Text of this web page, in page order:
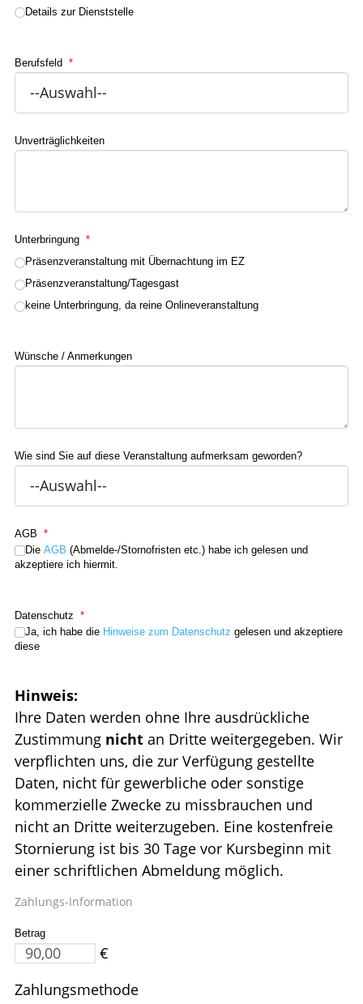
Details zur Dienststelle
Berufsfeld *
Unverträglichkeiten
Unterbringung *
Präsenzveranstaltung mit Übernachtung im EZ
Präsenzveranstaltung/Tagesgast
keine Unterbringung, da reine Onlineveranstaltung
Wünsche / Anmerkungen
Wie sind Sie auf diese Veranstaltung aufmerksam geworden?
AGB *
Die AGB (Abmelde-/Stornofristen etc.) habe ich gelesen und
akzeptiere ich hiermit.
Datenschutz *
Ja, ich habe die Hinweise zum Datenschutz gelesen und akzeptiere
diese
Hinweis:
Ihre Daten werden ohne Ihre ausdrückliche
Zustimmung nicht an Dritte weitergegeben. Wir
verpflichten uns, die zur Verfügung gestellte
Daten, nicht für gewerbliche oder sonstige
kommerzielle Zwecke zu missbrauchen und
nicht an Dritte weiterzugeben. Eine kostenfreie
Stornierung ist bis 30 Tage vor Kursbeginn mit
einer schriftlichen Abmeldung möglich.
Zahlungs-Information
Betrag
€
Zahlungsmethode